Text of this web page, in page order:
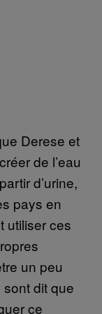
Derese et
de l’eau
d’urine,
pays en
utiliser ces
un peu
sont dit que
ce